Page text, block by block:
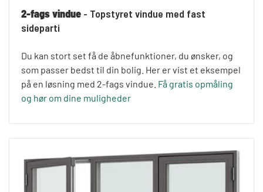
2-fags vindue - Topstyret vindue med fast
sideparti
Du kan stort set få de åbnefunktioner, du ønsker, og
som passer bedst til din bolig. Her er vist et eksempel
på en løsning med 2-fags vindue. Få gratis opmåling
og hør om dine muligheder